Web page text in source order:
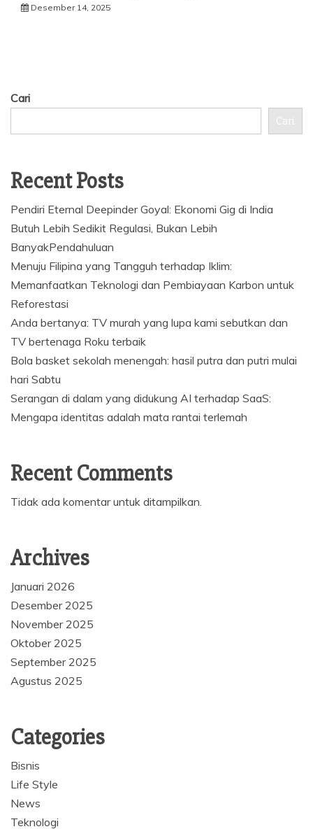
Desember 14, 2025
Cari
Cari
Recent Posts
Pendiri Eternal Deepinder Goyal: Ekonomi Gig di India
Butuh Lebih Sedikit Regulasi, Bukan Lebih
BanyakPendahuluan
Menuju Filipina yang Tangguh terhadap Iklim:
Memanfaatkan Teknologi dan Pembiayaan Karbon untuk
Reforestasi
Anda bertanya: TV murah yang lupa kami sebutkan dan
TV bertenaga Roku terbaik
Bola basket sekolah menengah: hasil putra dan putri mulai
hari Sabtu
Serangan di dalam yang didukung AI terhadap SaaS:
Mengapa identitas adalah mata rantai terlemah
Recent Comments
Tidak ada komentar untuk ditampilkan.
Archives
Januari 2026
Desember 2025
November 2025
Oktober 2025
September 2025
Agustus 2025
Categories
Bisnis
Life Style
News
Teknologi